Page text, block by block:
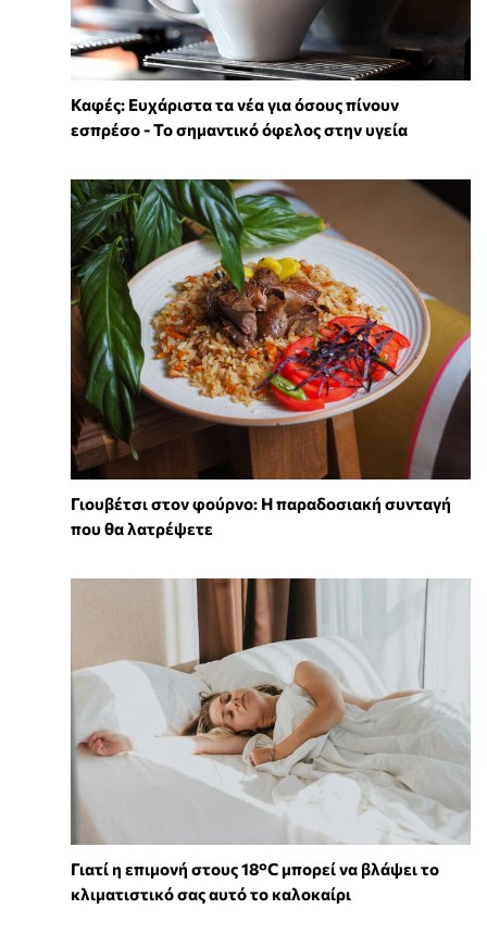
Καφές: Ευχάριστα τα νέα για όσους πίνουν
εσπρέσο - Το σημαντικό όφελος στην υγεία
Γιουβέτσι στον φούρνο: Η παραδοσιακή συνταγή
που θα λατρέψετε
Γιατί η επιμονή στους 18°C μπορεί να βλάψει το
κλιματιστικό σας αυτό το καλοκαίρι